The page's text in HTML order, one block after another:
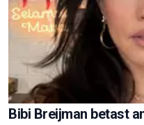
Bibi Breijman betast